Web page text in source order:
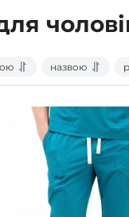
назвою